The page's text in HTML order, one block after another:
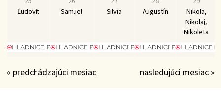
Ľudovít
Samuel
Silvia
Augustín
Nikola,
Nikolaj,
Nikoleta
« predchádzajúci mesiac nasledujúci mesiac »